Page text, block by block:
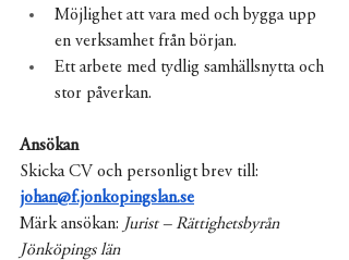
Möjlighet att vara med och bygga upp
en verksamhet från början.
Ett arbete med tydlig samhällsnytta och
stor påverkan.
Ansökan
Skicka CV och personligt brev till:
johan@f.jonkopingslan.se
Märk ansökan: Jurist – Rättighetsbyrån
Jönköpings län